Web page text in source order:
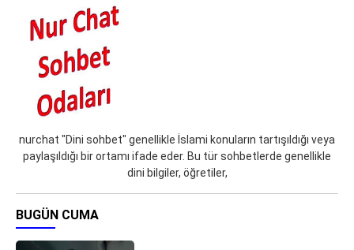
nurchat "Dini sohbet" genellikle İslami konuların tartışıldığı veya
paylaşıldığı bir ortamı ifade eder. Bu tür sohbetlerde genellikle
dini bilgiler, öğretiler,
BUGÜN CUMA